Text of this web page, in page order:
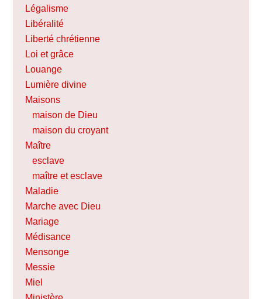
Légalisme
Libéralité
Liberté chrétienne
Loi et grâce
Louange
Lumière divine
Maisons
maison de Dieu
maison du croyant
Maître
esclave
maître et esclave
Maladie
Marche avec Dieu
Mariage
Médisance
Mensonge
Messie
Miel